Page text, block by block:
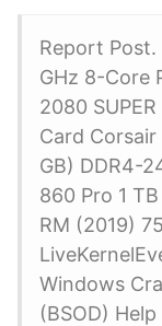
Report Post.
GHz 8-Core
2080
Card Corsair
GB) DDR4-
860 Pro 1
RM (2019)
Windows
(BSOD)